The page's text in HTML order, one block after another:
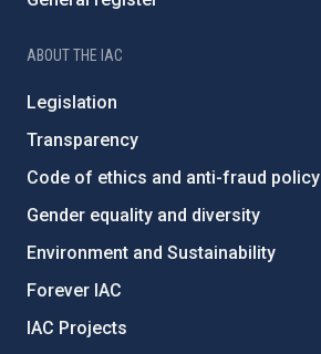
ABOUT THE IAC
Legislation
Transparency
Code of ethics and anti-fraud policy
Gender equality and diversity
Environment and Sustainability
Forever IAC
IAC Projects